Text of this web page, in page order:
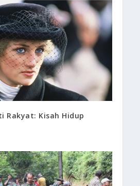
Rakyat: Kisah Hidup